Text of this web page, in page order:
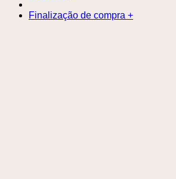
Finalização de compra +